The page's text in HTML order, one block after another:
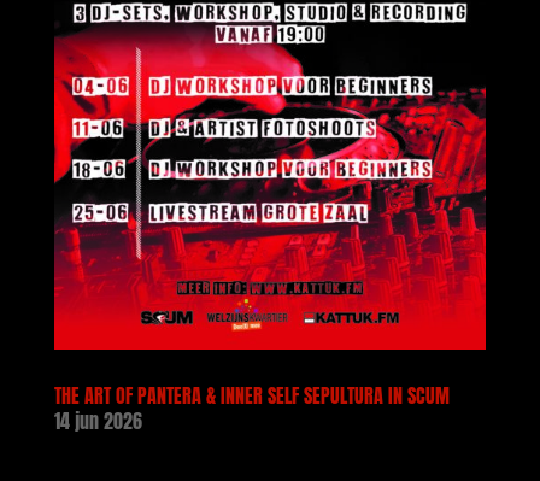
THE ART OF PANTERA & INNER SELF SEPULTURA IN SCUM
14 jun 2026